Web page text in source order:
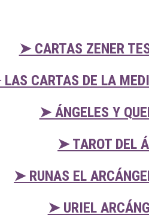
➤ CARTAS ZENER
CARTAS DE LA
➤ ÁNGELES Y
➤ TAROT DEL
➤ RUNAS EL
➤ URIEL